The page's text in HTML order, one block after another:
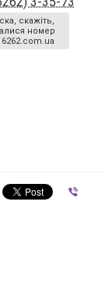
скажіть,
номер
6262.com.ua